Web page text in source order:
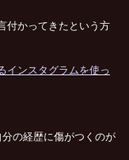
付かってきたという方
インスタグラムを使っ
の経歴に傷がつくのが